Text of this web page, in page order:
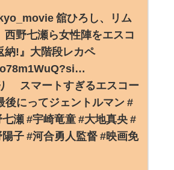
舘ひろし、リム
野七瀬ら女性陣をエスコ
!』大階段レカペ
スマートすぎるエスコー
後にってジェントルマン #
瀬 #宇崎竜童 #大地真央 #
子 #河合勇人監督 #映画免